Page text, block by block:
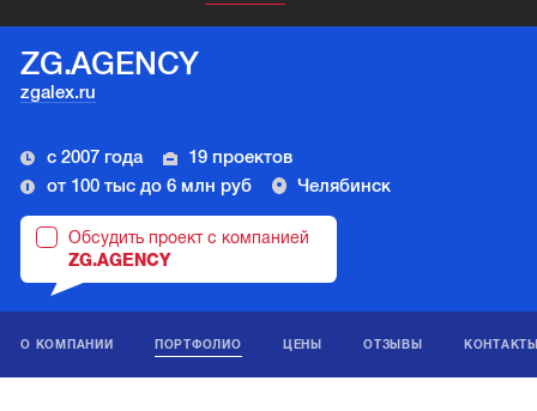
ZG.AGENCY
zgalex.ru
с 2007 года
19 проектов
от 100 тыс до 6 млн руб
Челябинск
Обсудить проект с компанией
ZG.AGENCY
О КОМПАНИИ ПОРТФОЛИО ЦЕНЫ ОТЗЫВЫ